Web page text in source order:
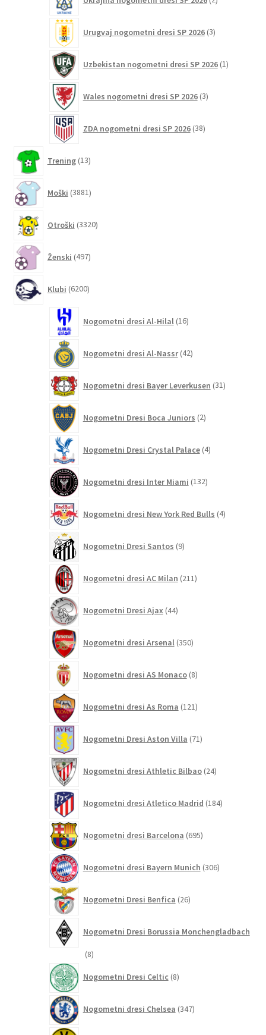
izdelka
Urugvaj nogometni dresi SP 2026 3izdelki
Uzbekistan nogometni dresi SP 2026 1izdelek
Wales nogometni dresi SP 2026 3izdelki
ZDA nogometni dresi SP 2026 38izdelkov
Trening 13izdelkov
Moški 3881izdelkov
Otroški 3320izdelkov
Ženski 497izdelkov
Klubi 6200izdelkov
Nogometni dresi Al-Hilal 16izdelkov
Nogometni dresi Al-Nassr 42izdelkov
Nogometni dresi Bayer Leverkusen 31izdelkov
Nogometni Dresi Boca Juniors 2izdelka
Nogometni Dresi Crystal Palace 4izdelki
Nogometni dresi Inter Miami 132izdelkov
Nogometni dresi New York Red Bulls 4izdelki
Nogometni Dresi Santos 9izdelkov
Nogometni dresi AC Milan 211izdelkov
Nogometni Dresi Ajax 44izdelkov
Nogometni dresi Arsenal 350izdelkov
Nogometni dresi AS Monaco 8izdelkov
Nogometni dresi As Roma 121izdelkov
Nogometni Dresi Aston Villa 71izdelkov
Nogometni dresi Athletic Bilbao 24izdelkov
Nogometni dresi Atletico Madrid 184izdelkov
Nogometni dresi Barcelona 695izdelkov
Nogometni dresi Bayern Munich 306izdelkov
Nogometni Dresi Benfica 26izdelkov
Nogometni Dresi Borussia Monchengladbach
88
Nogometni Dresi Celtic 8izdelkov
Nogometni dresi Chelsea 347izdelkov